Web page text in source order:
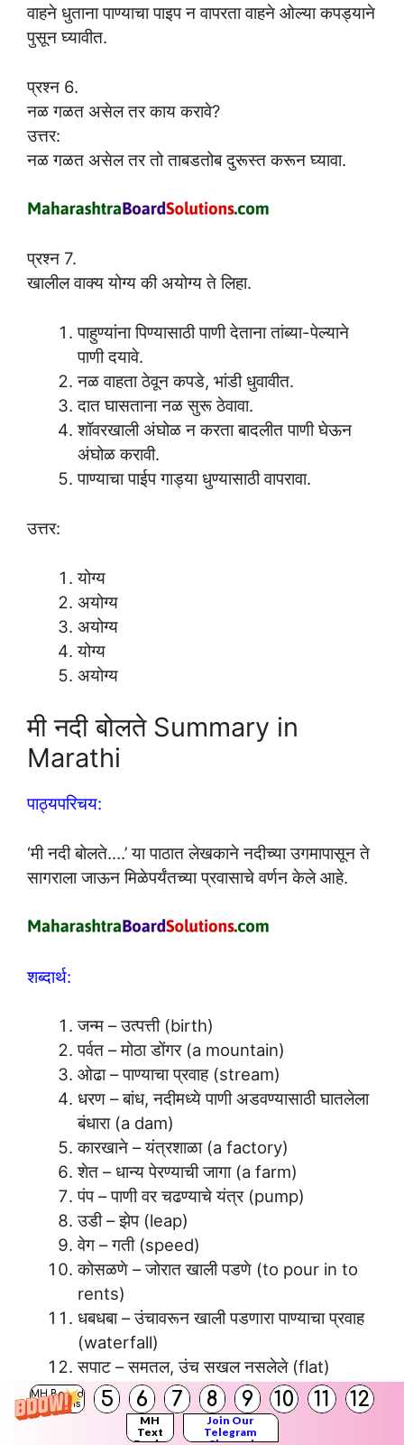
MH Board
Solutions
5 6 7 8 9 10 11 12
MH
Text
Join Our
Telegram
वाहने धुताना पाण्याचा पाइप न वापरता वाहने ओल्या कपड्याने
पुसून घ्यावीत.
प्रश्न 6.
नळ गळत असेल तर काय करावे?
उत्तर:
नळ गळत असेल तर तो ताबडतोब दुरूस्त करून घ्यावा.
प्रश्न 7.
खालील वाक्य योग्य की अयोग्य ते लिहा.
पाहुण्यांना पिण्यासाठी पाणी देताना तांब्या-पेल्याने
पाणी दयावे.
नळ वाहता ठेवून कपडे, भांडी धुवावीत.
दात घासताना नळ सुरू ठेवावा.
शॉवरखाली अंघोळ न करता बादलीत पाणी घेऊन
अंघोळ करावी.
पाण्याचा पाईप गाड्या धुण्यासाठी वापरावा.
उत्तर:
योग्य
अयोग्य
अयोग्य
योग्य
अयोग्य
मी नदी बोलते Summary in
Marathi
पाठ्यपरिचय:
‘मी नदी बोलते….’ या पाठात लेखकाने नदीच्या उगमापासून ते
सागराला जाऊन मिळेपर्यंतच्या प्रवासाचे वर्णन केले आहे.
शब्दार्थ:
जन्म – उत्पत्ती (birth)
पर्वत – मोठा डोंगर (a mountain)
ओढा – पाण्याचा प्रवाह (stream)
धरण – बांध, नदीमध्ये पाणी अडवण्यासाठी घातलेला
बंधारा (a dam)
कारखाने – यंत्रशाळा (a factory)
शेत – धान्य पेरण्याची जागा (a farm)
पंप – पाणी वर चढण्याचे यंत्र (pump)
उडी – झेप (leap)
वेग – गती (speed)
कोसळणे – जोरात खाली पडणे (to pour in to
rents)
धबधबा – उंचावरून खाली पडणारा पाण्याचा प्रवाह
(waterfall)
सपाट – समतल, उंच सखल नसलेले (flat)
किनारा – काठ (a shore, a bank)
परिसर – Taalstel last (surroundings)
खंत – दुःख (regret)